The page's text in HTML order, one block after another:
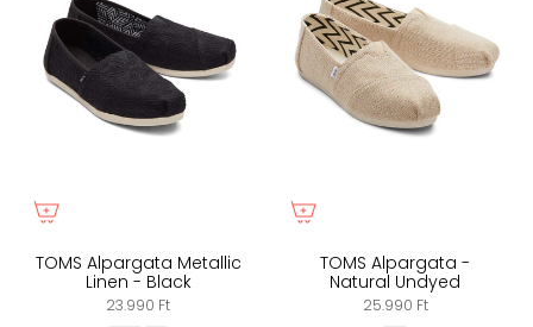
TOMS Alpargata Metallic
Linen - Black
23.990 Ft
TOMS Alpargata -
Natural Undyed
25.990 Ft